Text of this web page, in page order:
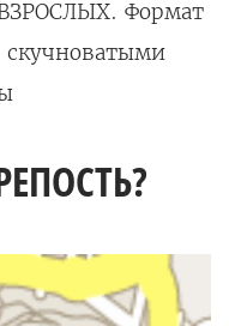
Формат
скучноватыми